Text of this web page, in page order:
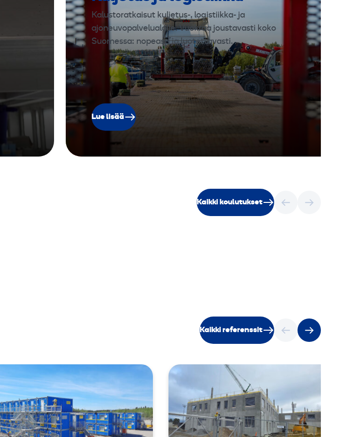
Kalustoratkaisut kuljetus-, logistiikka- ja
ajoneuvopalvelualalle. Vuokraa joustavasti koko
Suomessa: nopeasti ja luotettavasti.
Lue lisää
Kaikki koulutukset
Kaikki referenssit